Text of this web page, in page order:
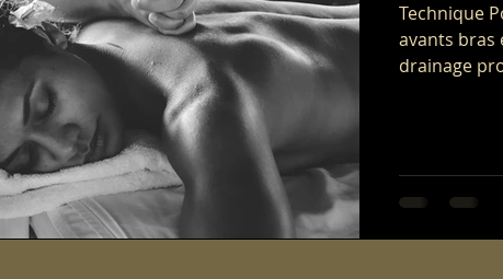
Technique
avants bras
drainage